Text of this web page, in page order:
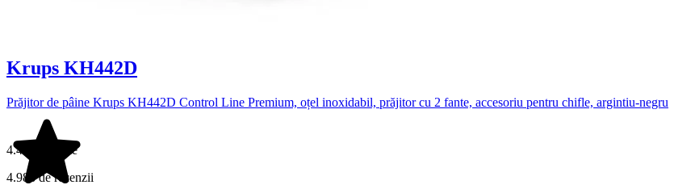
Krups KH442D
Prăjitor de pâine Krups KH442D Control Line Premium, oțel inoxidabil, prăjitor cu 2 fante, accesoriu pentru chifle, argintiu-negru
4.4 din 5 stele
4.988 de recenzii